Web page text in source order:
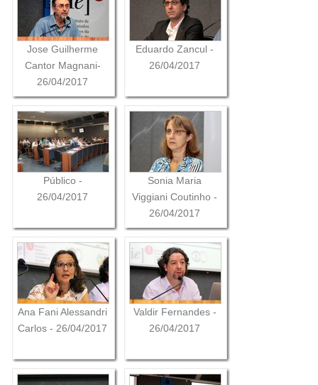
Carlos, Valdir
Fernandes e
Cláudia Kniess -
26/04/2017
Jose Guilherme
Cantor Magnani-
26/04/2017
Eduardo Zancul -
26/04/2017
Público -
26/04/2017
Sonia Maria
Viggiani Coutinho -
26/04/2017
Ana Fani Alessandri
Carlos - 26/04/2017
Valdir Fernandes -
26/04/2017